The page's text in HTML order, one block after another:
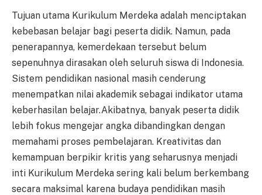
Tujuan utama Kurikulum Merdeka adalah menciptakan
kebebasan belajar bagi peserta didik. Namun, pada
penerapannya, kemerdekaan tersebut belum
sepenuhnya dirasakan oleh seluruh siswa di Indonesia.
Sistem pendidikan nasional masih cenderung
menempatkan nilai akademik sebagai indikator utama
keberhasilan belajar.Akibatnya, banyak peserta didik
lebih fokus mengejar angka dibandingkan dengan
memahami proses pembelajaran. Kreativitas dan
kemampuan berpikir kritis yang seharusnya menjadi
inti Kurikulum Merdeka sering kali belum berkembang
secara maksimal karena budaya pendidikan masih